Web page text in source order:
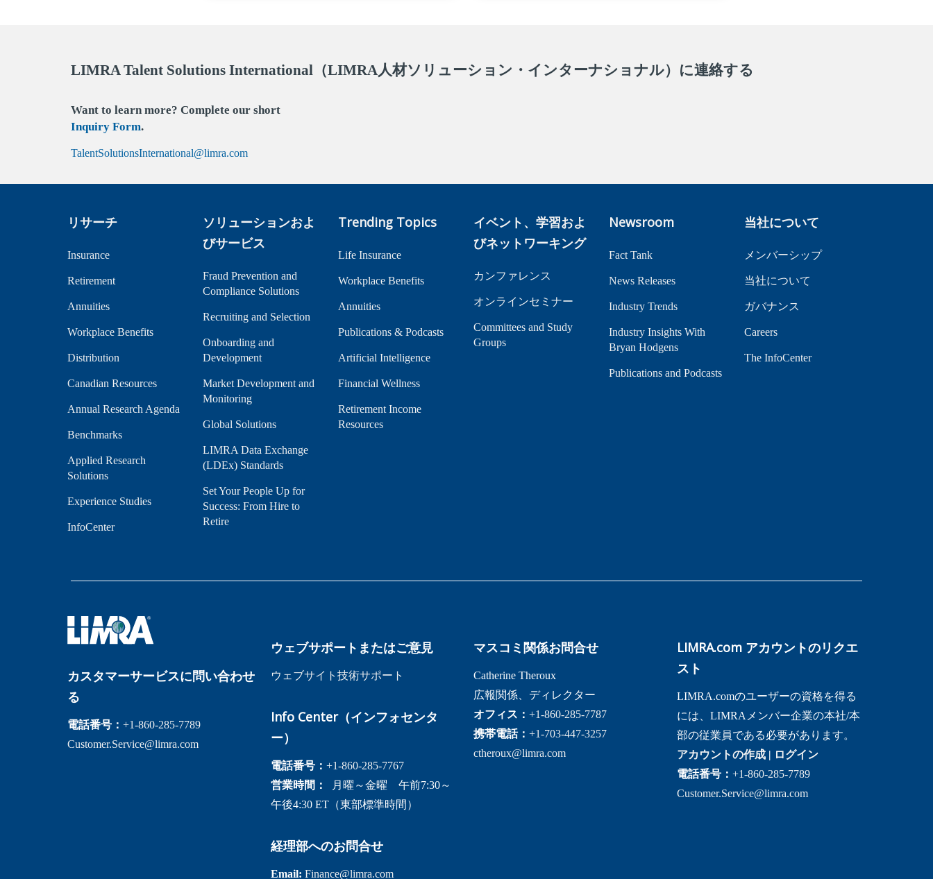
LIMRA Talent Solutions International（LIMRA人材ソリューション・インターナショナル）に連絡する
Want to learn more? Complete our short
Inquiry Form.
TalentSolutionsInternational@limra.com
リサーチ
Insurance
Retirement
Annuities
Workplace Benefits
Distribution
Canadian Resources
Annual Research Agenda
Benchmarks
Applied Research
Solutions
Experience Studies
InfoCenter
ソリューションおよ
びサービス
Fraud Prevention and
Compliance Solutions
Recruiting and Selection
Onboarding and
Development
Market Development and
Monitoring
Global Solutions
LIMRA Data Exchange
(LDEx) Standards
Set Your People Up for
Success: From Hire to
Retire
Trending Topics
Life Insurance
Workplace Benefits
Annuities
Publications & Podcasts
Artificial Intelligence
Financial Wellness
Retirement Income
Resources
イベント、学習およ
びネットワーキング
カンファレンス
オンラインセミナー
Committees and Study
Groups
Newsroom
Fact Tank
News Releases
Industry Trends
Industry Insights With
Bryan Hodgens
Publications and Podcasts
当社について
メンバーシップ
当社について
ガバナンス
Careers
The InfoCenter
カスタマーサービスに問い合わせ
る
電話番号： +1-860-285-7789
Customer.Service@limra.com
ウェブサポートまたはご意見
ウェブサイト技術サポート
Info Center（インフォセンタ
ー）
電話番号： +1-860-285-7767
営業時間：
月曜～金曜 午前7:30～
午後4:30 ET（東部標準時間）
経理部へのお問合せ
Email: Finance@limra.com
マスコミ関係お問合せ
Catherine Theroux
広報関係、ディレクター
オフィス： +1-860-285-7787
携帯電話： +1-703-447-3257
ctheroux@limra.com
LIMRA.com アカウントのリクエ
スト
LIMRA.comのユーザーの資格を得る
には、LIMRAメンバー企業の本社/本
部の従業員である必要があります。
アカウントの作成| ログイン
電話番号： +1-860-285-7789
Customer.Service@limra.com